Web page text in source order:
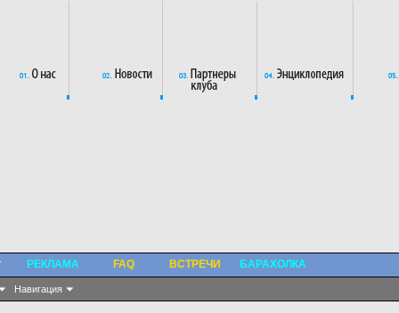
Навигация
РЕКЛАМА FAQ ВСТРЕЧИ БАРАХОЛКА